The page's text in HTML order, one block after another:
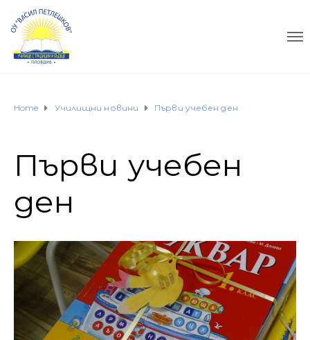
Home Училищни новини Първи учебен ден
Първи учебен
ден